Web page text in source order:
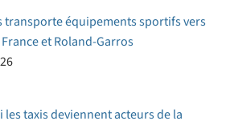
transporte équipements sportifs vers
et Roland-Garros
taxis deviennent acteurs de la